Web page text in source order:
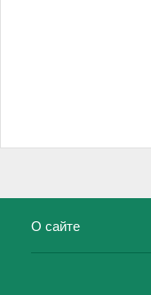
О сайте